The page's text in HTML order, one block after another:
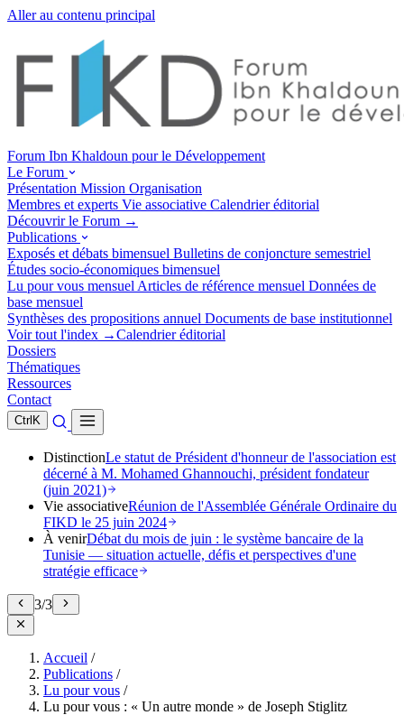
Aller au contenu principal
Forum Ibn Khaldoun pour le Développement
Le Forum
Présentation Mission Organisation
Membres et experts Vie associative Calendrier éditorial
Découvrir le Forum →
Publications
Exposés et débats bimensuel Bulletins de conjoncture semestriel
Études socio-économiques bimensuel
Lu pour vous mensuel Articles de référence mensuel Données de
base mensuel
Synthèses des propositions annuel Documents de base institutionnel
Voir tout l'index →Calendrier éditorial
Dossiers
Thématiques
Ressources
Contact
Ctrl K
DistinctionLe statut de Président d'honneur de l'association est
décerné à M. Mohamed Ghannouchi, président fondateur
(juin 2021)
Vie associativeRéunion de l'Assemblée Générale Ordinaire du
FIKD le 25 juin 2024
À venirDébat du mois de juin : le système bancaire de la
Tunisie — situation actuelle, défis et perspectives d'une
stratégie efficace
3/3
Accueil /
Publications /
Lu pour vous /
Lu pour vous : « Un autre monde » de Joseph Stiglitz